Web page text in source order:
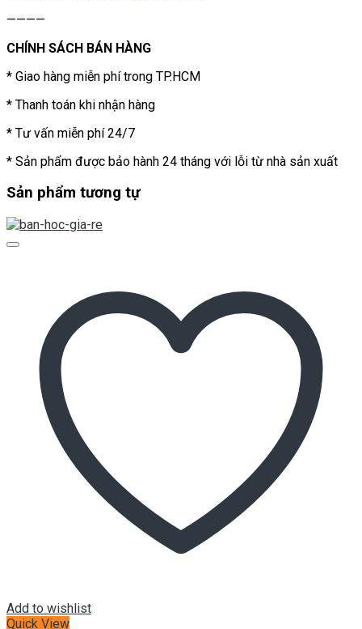
————
CHÍNH SÁCH BÁN HÀNG
* Giao hàng miễn phí trong TP.HCM
* Thanh toán khi nhận hàng
* Tư vấn miễn phí 24/7
* Sản phẩm được bảo hành 24 tháng với lỗi từ nhà sản xuất
Sản phẩm tương tự
Add to wishlist
Quick View